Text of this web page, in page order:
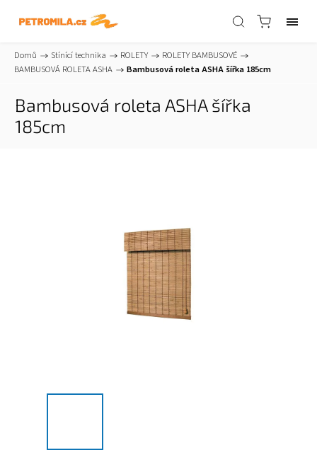
Domů / Stínící technika / ROLETY / ROLETY BAMBUSOVÉ /
BAMBUSOVÁ ROLETA ASHA / Bambusová roleta ASHA šířka 185cm
Bambusová roleta ASHA šířka
185cm